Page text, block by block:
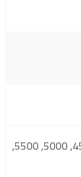
3000, 3700, 4000, 4500, 5000, 5500,